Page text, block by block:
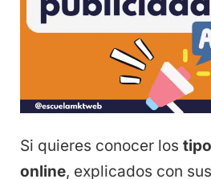
Si quieres conocer los
online, explicados con sus